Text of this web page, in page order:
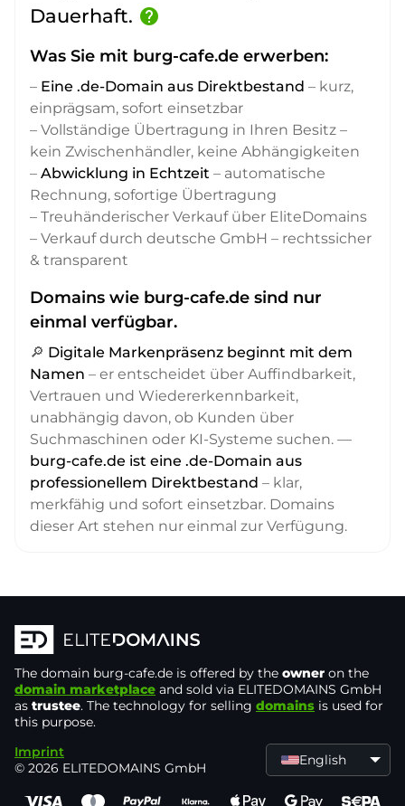
Dauerhaft. help
Was Sie mit burg-cafe.de erwerben:
– Eine .de-Domain aus Direktbestand – kurz,
einprägsam, sofort einsetzbar
– Vollständige Übertragung in Ihren Besitz –
kein Zwischenhändler, keine Abhängigkeiten
– Abwicklung in Echtzeit – automatische
Rechnung, sofortige Übertragung
– Treuhänderischer Verkauf über EliteDomains
– Verkauf durch deutsche GmbH – rechtssicher
& transparent
Domains wie burg-cafe.de sind nur
einmal verfügbar.
🔎 Digitale Markenpräsenz beginnt mit dem
Namen – er entscheidet über Auffindbarkeit,
Vertrauen und Wiedererkennbarkeit,
unabhängig davon, ob Kunden über
Suchmaschinen oder KI-Systeme suchen. —
burg-cafe.de ist eine .de-Domain aus
professionellem Direktbestand – klar,
merkfähig und sofort einsetzbar. Domains
dieser Art stehen nur einmal zur Verfügung.
The domain burg-cafe.de is offered by the owner on the
domain marketplace and sold via ELITEDOMAINS GmbH
as trustee. The technology for selling domains is used for
this purpose.
Imprint
© 2026 ELITEDOMAINS GmbH
English